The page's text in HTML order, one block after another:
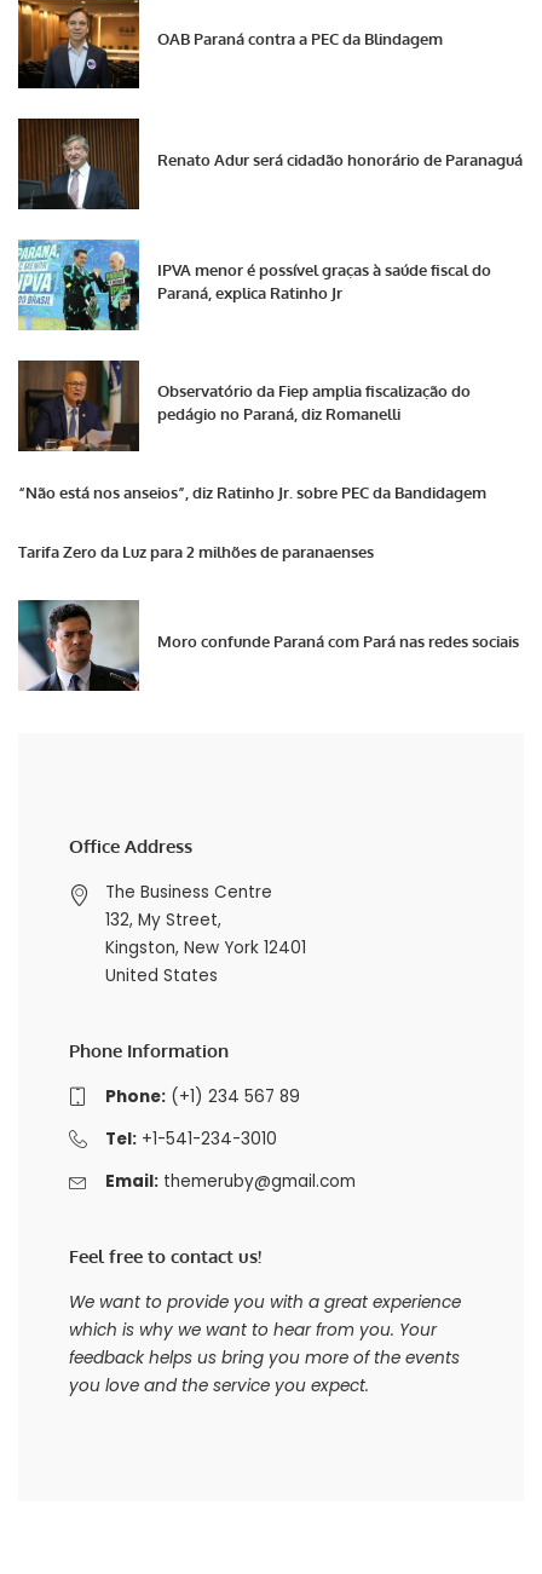
OAB Paraná contra a PEC da Blindagem
Renato Adur será cidadão honorário de Paranaguá
IPVA menor é possível graças à saúde fiscal do
Paraná, explica Ratinho Jr
Observatório da Fiep amplia fiscalização do
pedágio no Paraná, diz Romanelli
“Não está nos anseios”, diz Ratinho Jr. sobre PEC da Bandidagem
Tarifa Zero da Luz para 2 milhões de paranaenses
Moro confunde Paraná com Pará nas redes sociais
Office Address
The Business Centre
132, My Street,
Kingston, New York 12401
United States
Phone Information
Phone:(+1) 234 567 89
Tel:+1-541-234-3010
Email: themeruby@gmail.com
Feel free to contact us!
We want to provide you with a great experience
which is why we want to hear from you. Your
feedback helps us bring you more of the events
you love and the service you expect.